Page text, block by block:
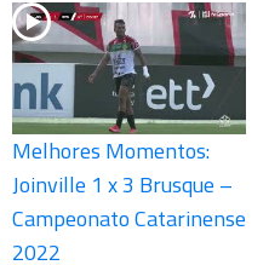
Melhores Momentos:
Joinville 1 x 3 Brusque –
Campeonato Catarinense
2022